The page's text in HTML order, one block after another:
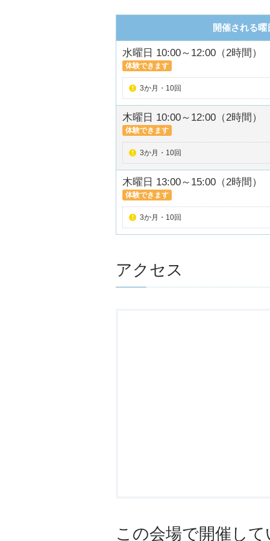
開催される曜
水曜日 10:00～12:00（2時間）
体験できます
3か月・10回
木曜日 10:00～12:00（2時間）
体験できます
3か月・10回
木曜日 13:00～15:00（2時間）
体験できます
3か月・10回
アクセス
この会場で開催し